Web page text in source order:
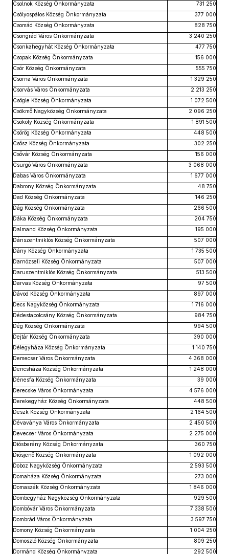
Csolnok Község Önkormányzata
731 250
Csólyospálos Község Önkormányzata
377 000
Csomád Község Önkormányzata
828 750
Csongrád Város Önkormányzata
3 240 250
Csonkahegyhát Község Önkormányzata
477 750
Csopak Község Önkormányzata
156 000
Csór Község Önkormányzata
555 750
Csorna Város Önkormányzata
1 329 250
Csorvás Város Önkormányzata
2 213 250
Csögle Község Önkormányzata
1 072 500
Csökmő Nagyközség Önkormányzata
2 096 250
Csököly Község Önkormányzata
1 891 500
Csörög Község Önkormányzata
448 500
Csősz Község Önkormányzata
302 250
Csővár Község Önkormányzata
156 000
Csurgó Város Önkormányzata
3 068 000
Dabas Város Önkormányzata
1 677 000
Dabrony Község Önkormányzata
48 750
Dad Község Önkormányzata
146 250
Dág Község Önkormányzata
266 500
Dáka Község Önkormányzata
204 750
Dalmand Község Önkormányzata
195 000
Dánszentmiklós Község Önkormányzata
507 000
Dány Község Önkormányzata
1 735 500
Darnózseli Község Önkormányzata
507 000
Daruszentmiklós Község Önkormányzata
513 500
Darvas Község Önkormányzata
97 500
Dávod Község Önkormányzata
897 000
Decs Nagyközség Önkormányzata
1 716 000
Dédestapolcsány Község Önkormányzata
984 750
Dég Község Önkormányzata
994 500
Dejtár Község Önkormányzata
390 000
Délegyháza Község Önkormányzata
1 140 750
Demecser Város Önkormányzata
4 368 000
Dencsháza Község Önkormányzata
1 248 000
Dénesfa Község Önkormányzata
39 000
Derecske Város Önkormányzata
4 576 000
Derekegyház Község Önkormányzata
448 500
Deszk Község Önkormányzata
2 164 500
Dévaványa Város Önkormányzata
2 450 500
Devecser Város Önkormányzata
2 275 000
Diósberény Község Önkormányzata
360 750
Diósjenő Község Önkormányzata
1 092 000
Doboz Nagyközség Önkormányzata
2 593 500
Domaháza Község Önkormányzata
273 000
Domaszék Község Önkormányzata
1 846 000
Dombegyház Nagyközség Önkormányzata
929 500
Dombóvár Város Önkormányzata
7 338 500
Dombrád Város Önkormányzata
3 597 750
Domony Község Önkormányzata
1 004 250
Domoszló Község Önkormányzata
809 250
Dormánd Község Önkormányzata
292 500